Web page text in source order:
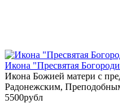
Икона "Пресвятая
Икона Божией матери с
Радонежским,
5500рубл